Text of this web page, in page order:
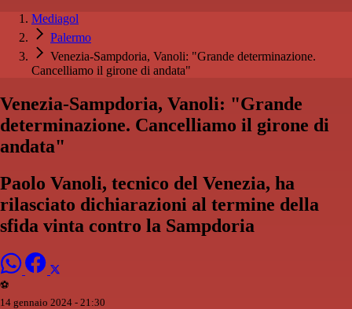
Mediagol
Palermo
Venezia-Sampdoria, Vanoli: "Grande determinazione.
Cancelliamo il girone di andata"
Venezia-Sampdoria, Vanoli: "Grande
determinazione. Cancelliamo il girone di
andata"
Paolo Vanoli, tecnico del Venezia, ha
rilasciato dichiarazioni al termine della
sfida vinta contro la Sampdoria
⚽️
14 gennaio 2024 - 21:30